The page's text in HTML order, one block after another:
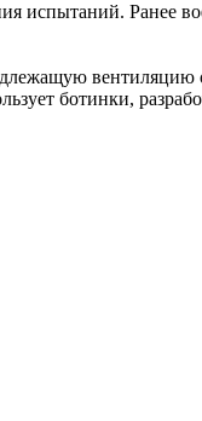
испытаний. Ранее
вентиляцию
ботинки,